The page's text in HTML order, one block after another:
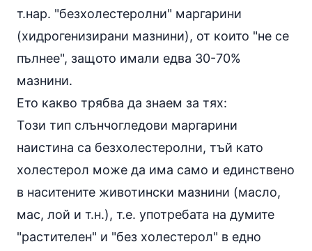
т.нар. "безхолестеролни" маргарини
(хидрогенизирани мазнини), от които "не се
пълнее", защото имали едва 30-70%
мазнини.
Ето какво трябва да знаем за тях:
Този тип слънчогледови маргарини
наистина са безхолестеролни, тъй като
холестерол може да има само и единствено
в наситените животински мазнини (масло,
мас, лой и т.н.), т.е. употребата на думите
"растителен" и "без холестерол" в едно